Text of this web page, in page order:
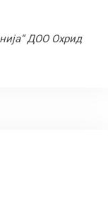
ДОО Охрид